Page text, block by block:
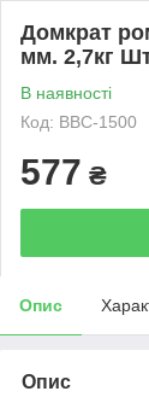
Домкрат
мм. 2,7кг
В наявності
Код: BBC-1500
577 ₴
Опис
Опис